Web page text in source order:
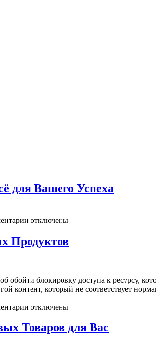
для Вашего Успеха
отключены
Продуктов
обойти блокировку доступа к ресурсу,
контент, который не соответствует
отключены
Товаров для Вас